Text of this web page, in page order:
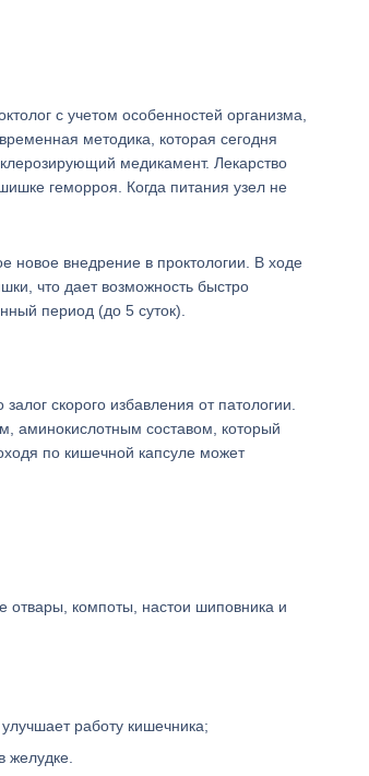
с учетом особенностей организма,
методика, которая сегодня
медикамент. Лекарство
геморроя. Когда питания узел не
новое внедрение в проктологии. В ходе
что дает возможность быстро
период (до 5 суток).
скорого избавления от патологии.
аминокислотным составом, который
по кишечной капсуле может
отвары, компоты, настои шиповника и
работу кишечника;
желудке.